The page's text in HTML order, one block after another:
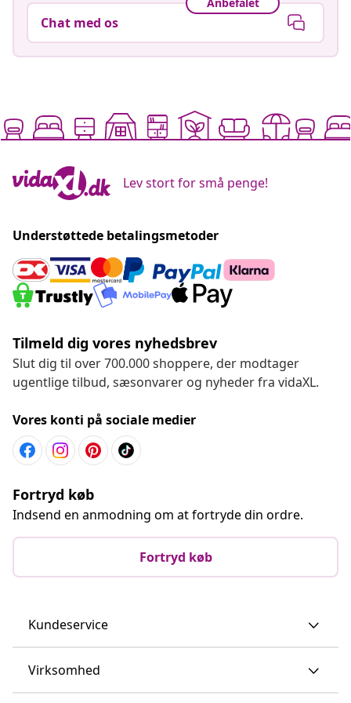
Anbefalet
Chat med os
Lev stort for små penge!
Understøttede betalingsmetoder
Tilmeld dig vores nyhedsbrev
Slut dig til over 700.000 shoppere, der modtager
ugentlige tilbud, sæsonvarer og nyheder fra vidaXL.
Vores konti på sociale medier
Fortryd køb
Indsend en anmodning om at fortryde din ordre.
Fortryd køb
Kundeservice
Virksomhed